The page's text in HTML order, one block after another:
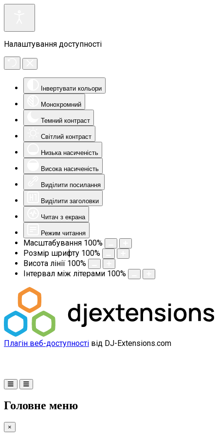
Налаштування доступності
Інвертувати кольори
Монохромний
Темний контраст
Світлий контраст
Низька насиченість
Висока насиченість
Виділити посилання
Виділити заголовки
Читач з екрана
Режим читання
Масштабування 100%
Розмір шрифту 100%
Висота лінії 100%
Інтервал між літерами 100%
Плагін веб-доступності від DJ-Extensions.com
Головне меню
×